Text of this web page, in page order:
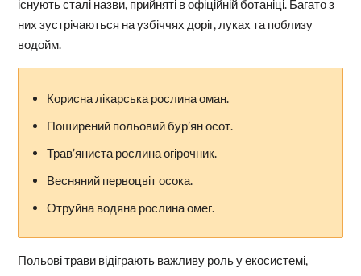
існують сталі назви, прийняті в офіційній ботаніці. Багато з
них зустрічаються на узбіччях доріг, луках та поблизу
водойм.
Корисна лікарська рослина оман.
Поширений польовий бур’ян осот.
Трав’яниста рослина огірочник.
Весняний первоцвіт осока.
Отруйна водяна рослина омег.
Польові трави відіграють важливу роль у екосистемі,